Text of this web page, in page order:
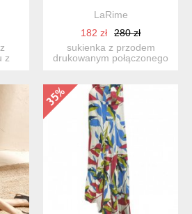
z
LaRime
182 zł
280 zł
sukienka z przodem
drukowanym połączonego